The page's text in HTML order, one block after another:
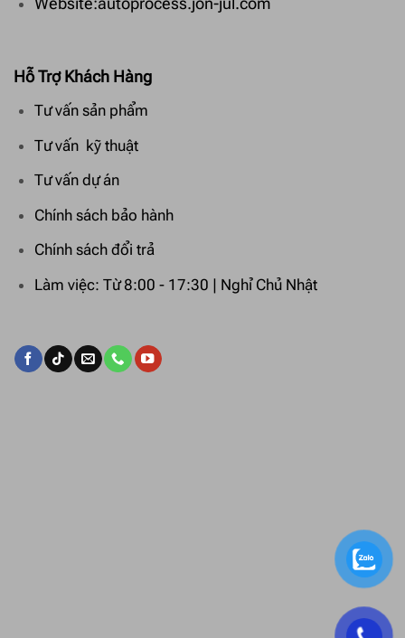
Hỗ Trợ Khách Hàng
Tư vấn sản phẩm
Tư vấn kỹ thuật
Tư vấn dự án
Chính sách bảo hành
Chính sách đổi trả
Làm việc: Từ 8:00 - 17:30 | Nghỉ Chủ Nhật